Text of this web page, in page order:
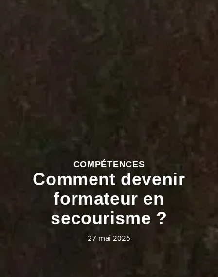
COMPÉTENCES
Comment devenir
formateur en
secourisme ?
27 mai 2026